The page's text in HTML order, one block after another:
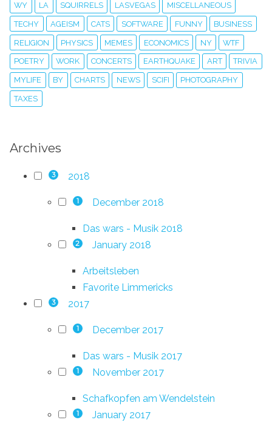
WY LA SQUIRRELS LASVEGAS MISCELLANEOUS
TECHY AGEISM CATS SOFTWARE FUNNY BUSINESS
RELIGION PHYSICS MEMES ECONOMICS NY WTF
POETRY WORK CONCERTS EARTHQUAKE ART TRIVIA
MYLIFE BY CHARTS NEWS SCIFI PHOTOGRAPHY
TAXES
Archives
3 2018
1 December 2018
Das wars - Musik 2018
2 January 2018
Arbeitsleben
Favorite Limmericks
3 2017
1 December 2017
Das wars - Musik 2017
1 November 2017
Schafkopfen am Wendelstein
1 January 2017